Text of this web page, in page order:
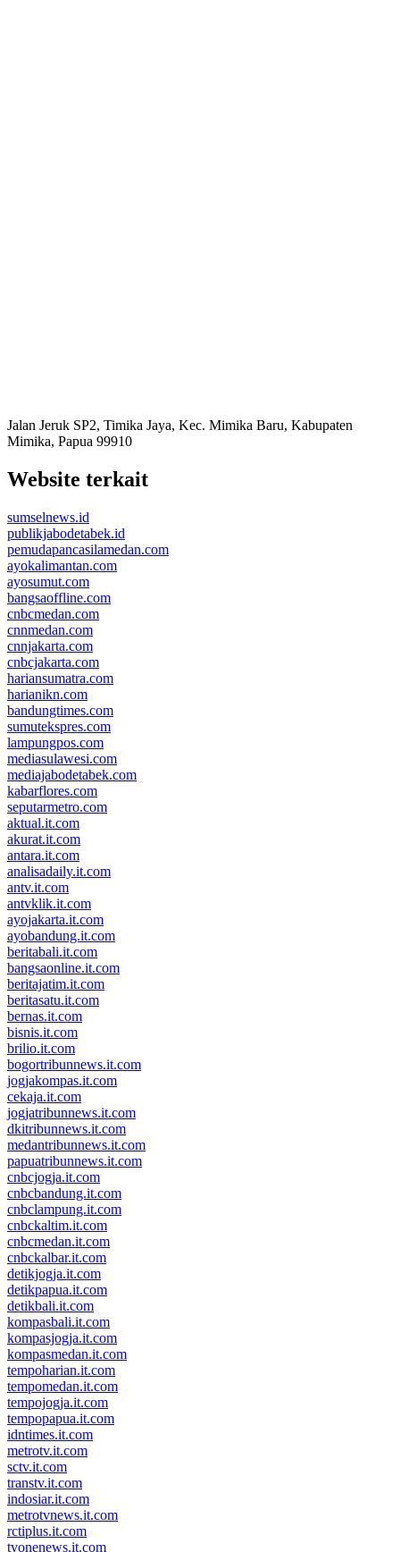
Jalan Jeruk SP2, Timika Jaya, Kec. Mimika Baru, Kabupaten
Mimika, Papua 99910
Website terkait
sumselnews.id
publikjabodetabek.id
pemudapancasilamedan.com
ayokalimantan.com
ayosumut.com
bangsaoffline.com
cnbcmedan.com
cnnmedan.com
cnnjakarta.com
cnbcjakarta.com
hariansumatra.com
harianikn.com
bandungtimes.com
sumutekspres.com
lampungpos.com
mediasulawesi.com
mediajabodetabek.com
kabarflores.com
seputarmetro.com
aktual.it.com
akurat.it.com
antara.it.com
analisadaily.it.com
antv.it.com
antvklik.it.com
ayojakarta.it.com
ayobandung.it.com
beritabali.it.com
bangsaonline.it.com
beritajatim.it.com
beritasatu.it.com
bernas.it.com
bisnis.it.com
brilio.it.com
bogortribunnews.it.com
jogjakompas.it.com
cekaja.it.com
jogjatribunnews.it.com
dkitribunnews.it.com
medantribunnews.it.com
papuatribunnews.it.com
cnbcjogja.it.com
cnbcbandung.it.com
cnbclampung.it.com
cnbckaltim.it.com
cnbcmedan.it.com
cnbckalbar.it.com
detikjogja.it.com
detikpapua.it.com
detikbali.it.com
kompasbali.it.com
kompasjogja.it.com
kompasmedan.it.com
tempoharian.it.com
tempomedan.it.com
tempojogja.it.com
tempopapua.it.com
idntimes.it.com
metrotv.it.com
sctv.it.com
transtv.it.com
indosiar.it.com
metrotvnews.it.com
rctiplus.it.com
tvonenews.it.com